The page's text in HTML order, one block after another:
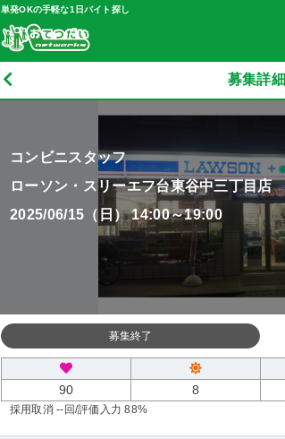
単発OKの手軽な1日バイト探し
募集詳細
コンビニスタッフ
ローソン・スリーエフ台東谷中三丁目店
2025/06/15（日） 14:00～19:00
募集終了
90 8
採用取消 --回/評価入力 88%